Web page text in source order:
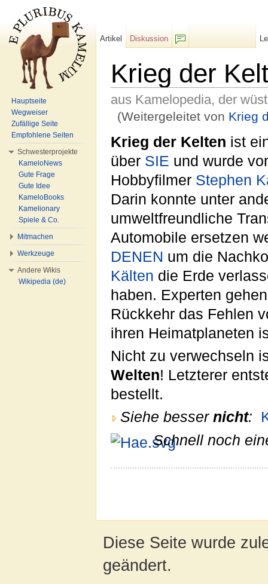
Krieg der
aus Kamelopedia, der
(Weitergeleitet von Krieg
Krieg der Kelten ist
über SIE und wurde
Hobbyfilmer Stephen
Darin konnte unter
umweltfreundliche
Automobile ersetzen
DENEN um die
Kälten die Erde
haben. Experten
Rückkehr das Fehlen
ihren Heimatplaneten
Nicht zu verwechseln
Welten! Letzterer
bestellt.
Siehe besser nicht:
Schnell noch
Artikel
Diskussion
Hauptseite
Wegweiser
Zufällige Seite
Empfohlene Seiten
Schwesterprojekte
KameloNews
Gute Frage
Gute Idee
KameloBooks
Kamelionary
Spiele & Co.
Mitmachen
Werkzeuge
Andere Wikis
Wikipedia (de)
Diese Seite wurde
geändert.